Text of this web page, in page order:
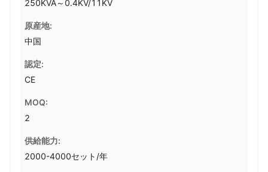
250KVA～0.4KV/11KV
原産地:
中国
認定:
CE
MOQ:
2
供給能力:
2000-4000セット/年